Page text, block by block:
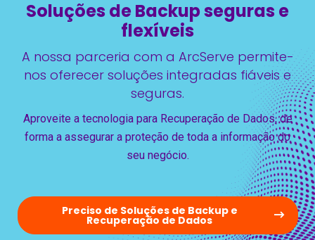
Soluções de Backup seguras e
flexíveis
A nossa parceria com a ArcServe permite-
nos oferecer soluções integradas fiáveis e
seguras.
Aproveite a tecnologia para Recuperação de Dados, de
forma a assegurar a proteção de toda a informação do
seu negócio.
Preciso de Soluções de Backup e
Recuperação de Dados